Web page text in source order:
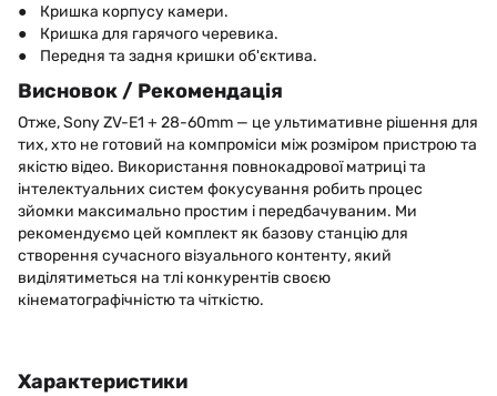
● Кришка корпусу камери.
● Кришка для гарячого черевика.
● Передня та задня кришки об'єктива.
Висновок / Рекомендація
Отже, Sony ZV-E1 + 28-60mm — це ультимативне рішення для
тих, хто не готовий на компроміси між розміром пристрою та
якістю відео. Використання повнокадрової матриці та
інтелектуальних систем фокусування робить процес
зйомки максимально простим і передбачуваним. Ми
рекомендуємо цей комплект як базову станцію для
створення сучасного візуального контенту, який
виділятиметься на тлі конкурентів своєю
кінематографічністю та чіткістю.
Характеристики